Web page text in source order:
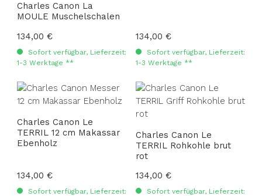
Charles Canon La
MOULE Muschelschalen
Regulärer Preis:
134,00 €
Sofort verfügbar, Lieferzeit:
1-3 Werktage **
Regulärer Preis:
134,00 €
Sofort verfügbar, Lieferzeit:
1-3 Werktage **
Charles Canon Le
TERRIL 12 cm Makassar
Ebenholz
Regulärer Preis:
134,00 €
Sofort verfügbar, Lieferzeit:
Charles Canon Le
TERRIL Rohkohle brut
rot
Regulärer Preis:
134,00 €
Sofort verfügbar, Lieferzeit: